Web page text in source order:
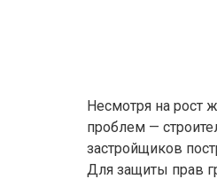
Несмотря на рост
проблем —
застройщиков
Для защиты прав